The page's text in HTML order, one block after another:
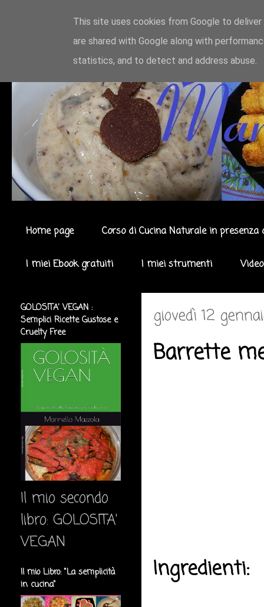
Home page Corso di Cucina Naturale in presenza
I miei Ebook gratuiti I miei strumenti
giovedì 12
Barrette
Ingredienti:
GOLOSITA' VEGAN :
Semplici Ricette Gustose e
Cruelty Free
Il mio secondo
libro: GOLOSITA'
VEGAN
Il mio Libro: "La semplicità
in cucina"
This site uses cookies from Google to
are shared with Google along with
statistics, and to detect and address abuse.